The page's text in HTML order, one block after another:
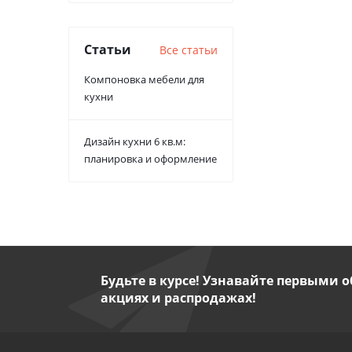
Статьи Все статьи
Компоновка мебели для
кухни
Дизайн кухни 6 кв.м:
планировка и оформление
Будьте в курсе! Узнавайте первыми
акциях и распродажах!